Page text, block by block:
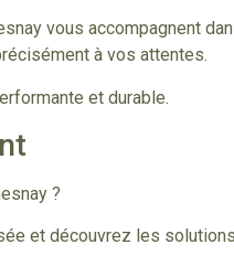
vous accompagnent
à vos attentes.
et durable.
?
et découvrez les